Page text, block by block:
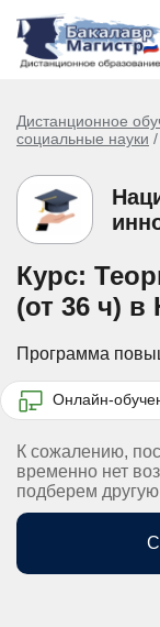
Дистанционное
социальные науки
Курс:
(от 36 ч)
Программа
Онлайн-
К сожалению,
временно нет
подберем